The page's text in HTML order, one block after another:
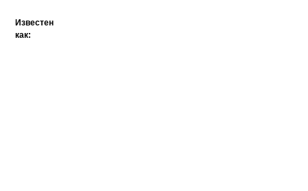
Известен
как: